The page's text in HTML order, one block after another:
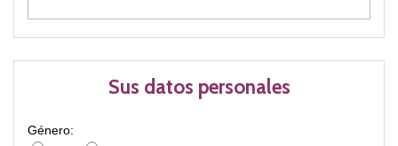
Sus datos personales
Género: